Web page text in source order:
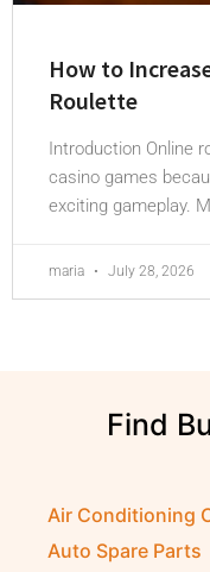
How to
Roulette
Introduction Online
casino games
exciting gameplay.
maria July 28, 2026
Air Conditioning
Auto Spare Parts